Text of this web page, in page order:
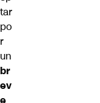
tar
po
r
un
br
ev
e